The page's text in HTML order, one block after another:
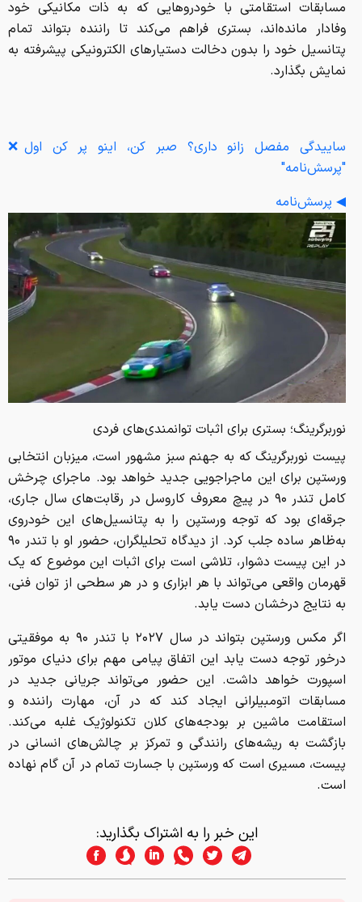
مسابقات استقامتی با خودروهایی که به ذات مکانیکی خود
وفادار مانده‌اند، بستری فراهم می‌کند تا راننده بتواند تمام
پتانسیل خود را بدون دخالت دستیارهای الکترونیکی پیشرفته به
نمایش بگذارد.
ساییدگی مفصل زانو داری؟ صبر کن، اینو پر کن اول❌
"پرسش‌نامه"
◀ پرسش‌نامه
نوربرگرینگ؛ بستری برای اثبات توانمندی‌های فردی
پیست نوربرگرینگ که به جهنم سبز مشهور است، میزبان انتخابی
ورستپن برای این ماجراجویی جدید خواهد بود. ماجرای چرخش
کامل تندر ۹۰ در پیچ معروف کاروسل در رقابت‌های سال جاری،
جرقه‌ای بود که توجه ورستپن را به پتانسیل‌های این خودروی
به‌ظاهر ساده جلب کرد. از دیدگاه تحلیلگران، حضور او با تندر ۹۰
در این پیست دشوار، تلاشی است برای اثبات این موضوع که یک
قهرمان واقعی می‌تواند با هر ابزاری و در هر سطحی از توان فنی،
به نتایج درخشان دست یابد.
اگر مکس ورستپن بتواند در سال ۲۰۲۷ با تندر ۹۰ به موفقیتی
درخور توجه دست یابد این اتفاق پیامی مهم برای دنیای موتور
اسپورت خواهد داشت. این حضور می‌تواند جریانی جدید در
مسابقات اتومبیلرانی ایجاد کند که در آن، مهارت راننده و
استقامت ماشین بر بودجه‌های کلان تکنولوژیک غلبه می‌کند.
بازگشت به ریشه‌های رانندگی و تمرکز بر چالش‌های انسانی در
پیست، مسیری است که ورستپن با جسارت تمام در آن گام نهاده
است.
این خبر را به اشتراک بگذارید: